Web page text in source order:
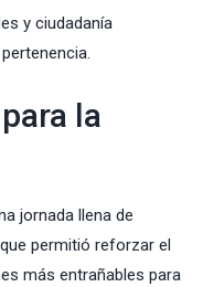
y ciudadanía
la
jornada llena de
permitió reforzar el
más entrañables para